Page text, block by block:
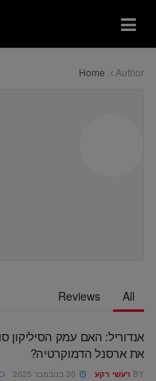
Home Author
All
Reviews
אנדוריל: האם עמק
את ארסנל הדמוקרטיה?
BY רעשי רקע